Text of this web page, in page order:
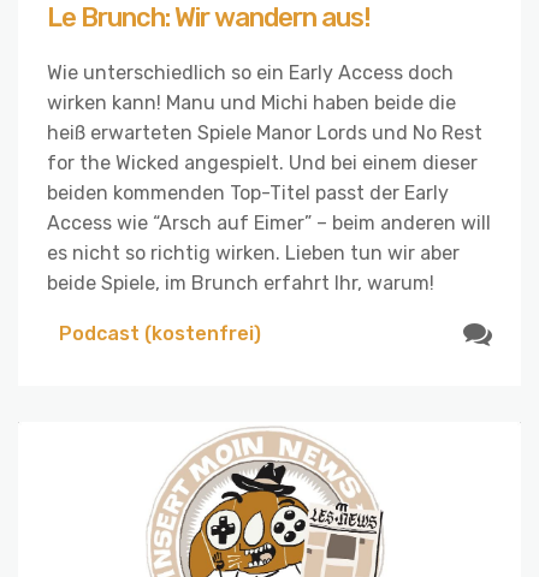
Le Brunch: Wir wandern aus!
Wie unterschiedlich so ein Early Access doch
wirken kann! Manu und Michi haben beide die
heiß erwarteten Spiele Manor Lords und No Rest
for the Wicked angespielt. Und bei einem dieser
beiden kommenden Top-Titel passt der Early
Access wie “Arsch auf Eimer” – beim anderen will
es nicht so richtig wirken. Lieben tun wir aber
beide Spiele, im Brunch erfahrt Ihr, warum!
Podcast (kostenfrei)